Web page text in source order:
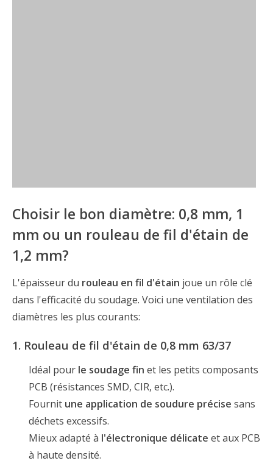
Choisir le bon diamètre: 0,8 mm, 1
mm ou un rouleau de fil d'étain de
1,2 mm?
L'épaisseur du rouleau en fil d'étain joue un rôle clé
dans l'efficacité du soudage. Voici une ventilation des
diamètres les plus courants:
1. Rouleau de fil d'étain de 0,8 mm 63/37
Idéal pour le soudage finet les petits composants
PCB (résistances SMD, CIR, etc.).
Fournit une application de soudure précisesans
déchets excessifs.
Mieux adapté à l'électronique délicateet aux PCB
à haute densité.